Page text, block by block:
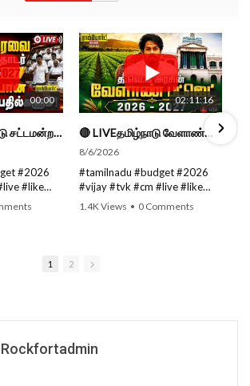
00:00
🔴 LIVE: தமிழ்நாடு சட்டமன்றப் பேரவை கூட்டத்தொடர் - நிதிநிலை அறிக்கை மீது விவாதம் #live #budget #video
#2026
#like
for NEW
Stay
02:11:16
🔴 LIVEதமிழ்நாடு வேளாண்மை நிதிநிலை அறிக்கை - 2026-27 |TN Agriculture Budget #live #budget #video #cm
8/6/2026
#tamilnadu #budget #2026
#vijay #tvk #cm #live #like
#viral #nowtrending #video
the Subscribe button! Stay
1.4K Views • 0 Comments
1 2
Rockfortadmin